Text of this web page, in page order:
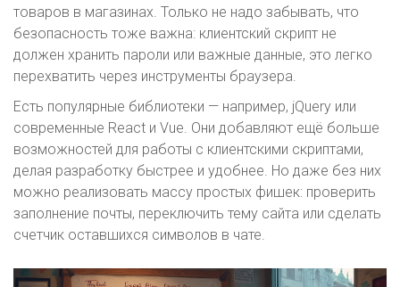
товаров в магазинах. Только не надо забывать, что
безопасность тоже важна: клиентский скрипт не
должен хранить пароли или важные данные, это легко
перехватить через инструменты браузера.
Есть популярные библиотеки — например, jQuery или
современные React и Vue. Они добавляют ещё больше
возможностей для работы с клиентскими скриптами,
делая разработку быстрее и удобнее. Но даже без них
можно реализовать массу простых фишек: проверить
заполнение почты, переключить тему сайта или сделать
счетчик оставшихся символов в чате.